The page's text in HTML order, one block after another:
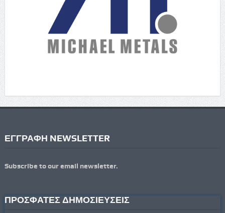
ΕΓΓΡΑΦΗ NEWSLETTER
Subscribe to our email newsletter.
ΠΡΟΣΦΑΤΕΣ ΔΗΜΟΣΙΕΥΣΕΙΣ